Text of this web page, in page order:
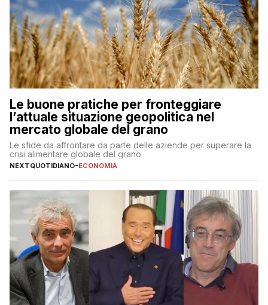
Le buone pratiche per fronteggiare
l’attuale situazione geopolitica nel
mercato globale del grano
Le sfide da affrontare da parte delle aziende per superare la
crisi alimentare globale del grano
NEXTQUOTIDIANO-ECONOMIA